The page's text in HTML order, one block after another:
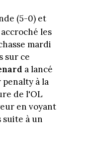
(5-0) et
les
mardi
sur ce
a lancé
à la
de l'OL
en voyant
à un